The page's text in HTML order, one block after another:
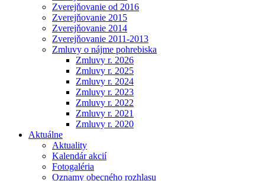
Zverejňovanie od 2016
Zverejňovanie 2015
Zverejňovanie 2014
Zverejňovanie 2011-2013
Zmluvy o nájme pohrebiska
Zmluvy r. 2026
Zmluvy r. 2025
Zmluvy r. 2024
Zmluvy r. 2023
Zmluvy r. 2022
Zmluvy r. 2021
Zmluvy r. 2020
Aktuálne
Aktuality
Kalendár akcií
Fotogaléria
Oznamy obecného rozhlasu